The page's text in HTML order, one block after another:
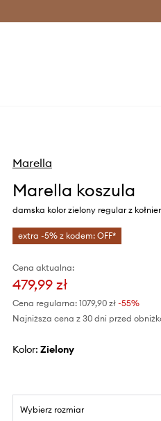
Marella
Marella koszula
damska kolor zielony regular z
extra -5% z kodem: OFF*
Cena aktualna:
479,99 zł
Cena regularna: 1079,90 zł-55%
Najniższa cena z 30 dni przed
Kolor: zielony
Wybierz rozmiar